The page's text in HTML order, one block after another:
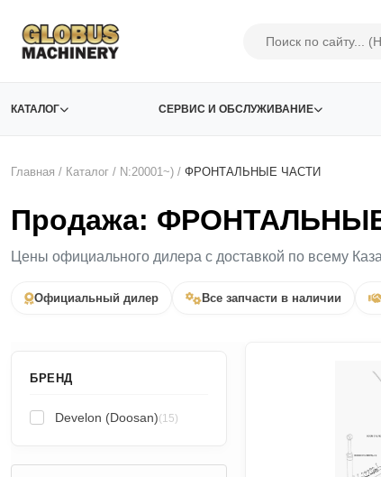
КАТАЛОГ СЕРВИС И ОБСЛУЖИВАНИЕ
Главная / Каталог / N:20001~) / ФРОНТАЛЬНЫЕ ЧАСТИ
Продажа:
Цены официального дилера с доставкой по всему
Официальный дилер Все запчасти в наличии
БРЕНД
Develon (Doosan)(15)